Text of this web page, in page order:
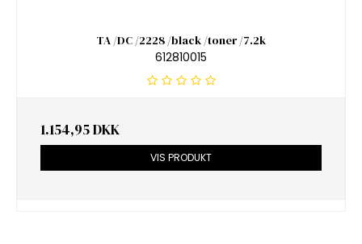
TA /DC /2228 /black /toner /7.2k
612810015
1.154,95 DKK
VIS PRODUKT